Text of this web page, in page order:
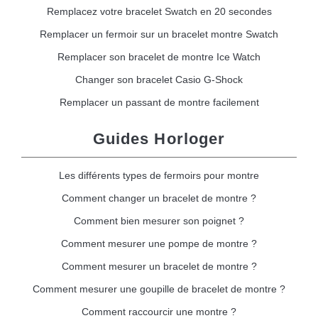
Remplacez votre bracelet Swatch en 20 secondes
Remplacer un fermoir sur un bracelet montre Swatch
Remplacer son bracelet de montre Ice Watch
Changer son bracelet Casio G-Shock
Remplacer un passant de montre facilement
Guides Horloger
Les différents types de fermoirs pour montre
Comment changer un bracelet de montre ?
Comment bien mesurer son poignet ?
Comment mesurer une pompe de montre ?
Comment mesurer un bracelet de montre ?
Comment mesurer une goupille de bracelet de montre ?
Comment raccourcir une montre ?